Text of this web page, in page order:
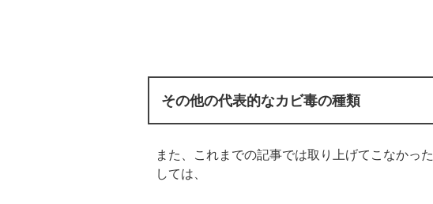
その他の代表的なカビ毒の種類
また、これまでの記事では取り上げてこなかった
しては、